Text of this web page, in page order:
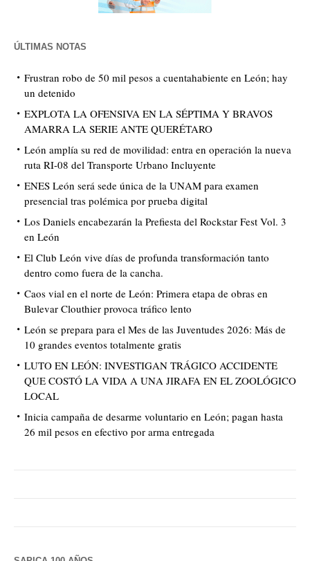
ÚLTIMAS NOTAS
Frustran robo de 50 mil pesos a cuentahabiente en León; hay
un detenido
EXPLOTA LA OFENSIVA EN LA SÉPTIMA Y BRAVOS
AMARRA LA SERIE ANTE QUERÉTARO
León amplía su red de movilidad: entra en operación la nueva
ruta RI-08 del Transporte Urbano Incluyente
ENES León será sede única de la UNAM para examen
presencial tras polémica por prueba digital
Los Daniels encabezarán la Prefiesta del Rockstar Fest Vol. 3
en León
El Club León vive días de profunda transformación tanto
dentro como fuera de la cancha.
Caos vial en el norte de León: Primera etapa de obras en
Bulevar Clouthier provoca tráfico lento
León se prepara para el Mes de las Juventudes 2026: Más de
10 grandes eventos totalmente gratis
LUTO EN LEÓN: INVESTIGAN TRÁGICO ACCIDENTE
QUE COSTÓ LA VIDA A UNA JIRAFA EN EL ZOOLÓGICO
LOCAL
Inicia campaña de desarme voluntario en León; pagan hasta
26 mil pesos en efectivo por arma entregada